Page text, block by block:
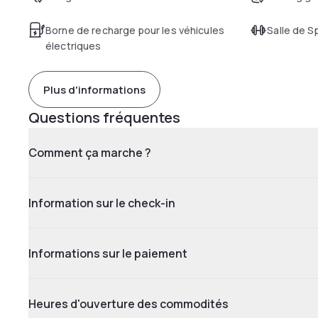
Borne de recharge pour les véhicules
électriques
Salle de
Plus d'informations
Questions fréquentes
Comment ça marche ?
Information sur le check-in
Informations sur le paiement
Heures d'ouverture des commodités